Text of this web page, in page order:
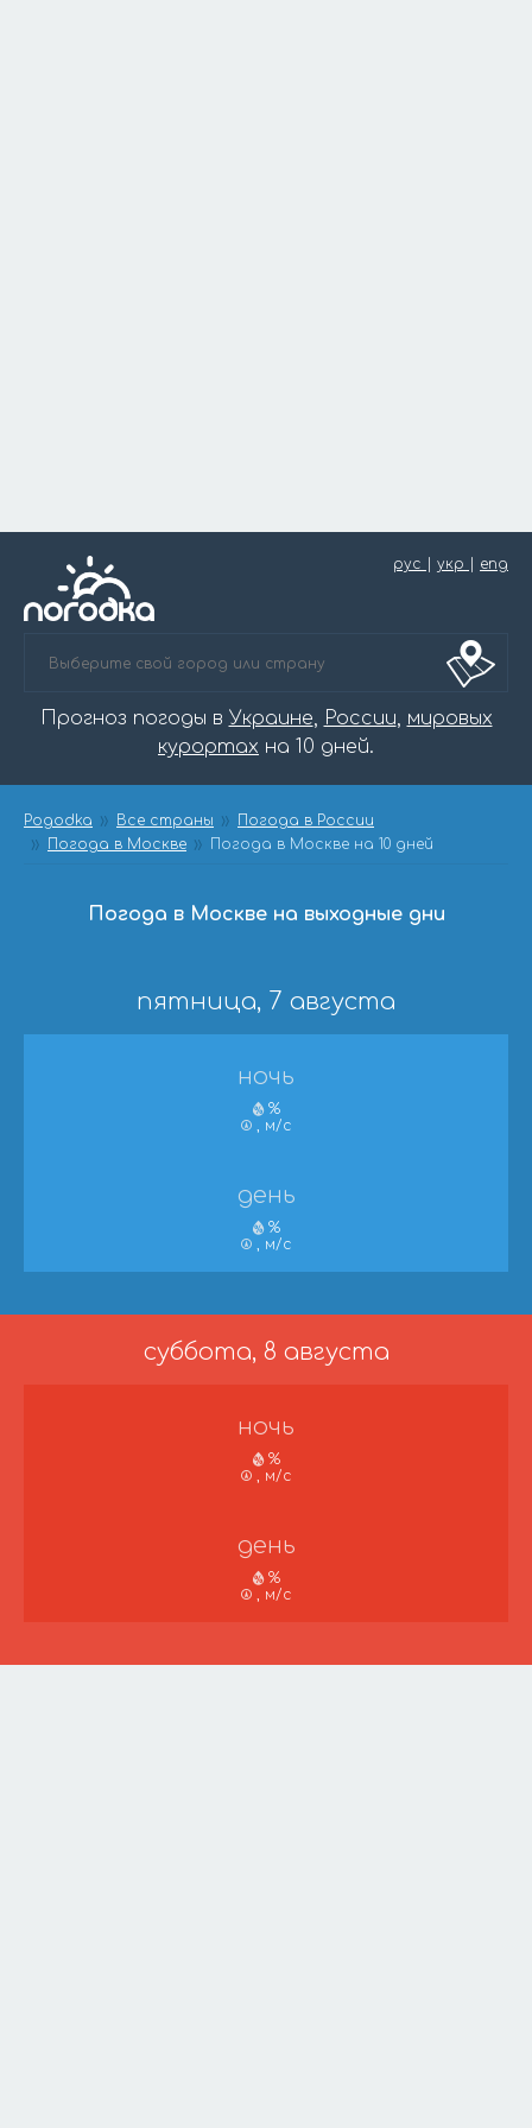
рус укр eng
Прогноз погоды в Украине, России, мировых
курортах на 10 дней.
Pogodka Все страны
Погода в России
Погода в Москве
Погода в Москве на 10 дней
Погода в Москве на выходные дни
пятница, 7 августа
ночь
%
, м/с
день
%
, м/с
суббота, 8 августа
ночь
%
, м/с
день
%
, м/с